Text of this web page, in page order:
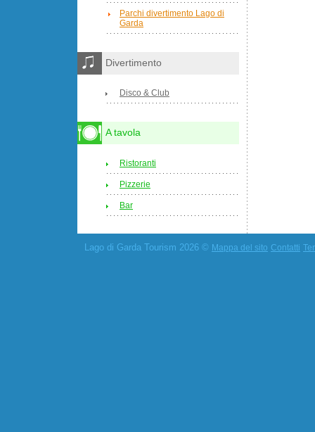
Parchi divertimento Lago di
Garda
Divertimento
Disco & Club
A tavola
Ristoranti
Pizzerie
Bar
Lago di Garda Tourism 2026 © Mappa del sito Contatti